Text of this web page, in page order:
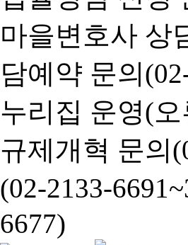
마을변호사 상
담예약 문의
누리집 운영(
규제개혁 문의
(02-2133-
6677)